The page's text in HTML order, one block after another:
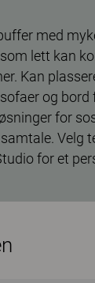
med
lett kan
Kan
og
for
Velg
for et